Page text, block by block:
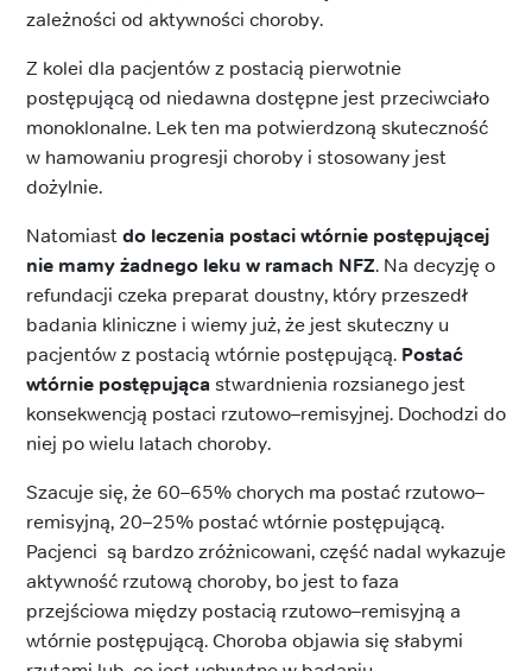
zależności od aktywności choroby.
Z kolei dla pacjentów z postacią pierwotnie
postępującą od niedawna dostępne jest przeciwciało
monoklonalne. Lek ten ma potwierdzoną skuteczność
w hamowaniu progresji choroby i stosowany jest
dożylnie.
Natomiastdo leczenia postaci wtórnie postępującej
nie mamy żadnego leku w ramach NFZ. Na decyzję o
refundacji czeka preparat doustny, który przeszedł
badania kliniczne i wiemy już, że jest skuteczny u
pacjentów z postacią wtórnie postępującą. Postać
wtórnie postępująca stwardnienia rozsianego jest
konsekwencją postaci rzutowo–remisyjnej. Dochodzi do
niej po wielu latach choroby.
Szacuje się, że 60–65% chorych ma postać rzutowo–
remisyjną, 20–25% postać wtórnie postępującą.
Pacjenci są bardzo zróżnicowani, część nadal wykazuje
aktywność rzutową choroby, bo jest to faza
przejściowa między postacią rzutowo–remisyjną a
wtórnie postępującą. Choroba objawia się słabymi